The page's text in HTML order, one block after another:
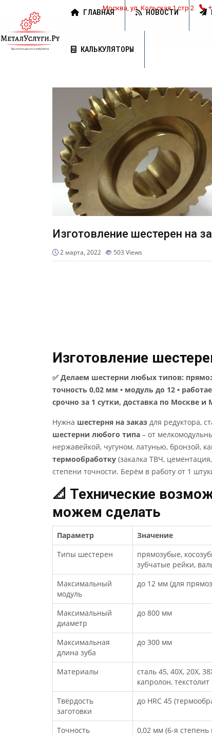
Москва, ул. Кольская 1 стр 2
ГЛАВНАЯ НОВОСТИ
КАЛЬКУЛЯТОРЫ
Изготовление шестерен на
2 марта, 2022 503 Views
Изготовление
✅ Делаем шестерни любых типов:
точность 0,02 мм • модуль до 12 •
срочно за 1 сутки, доставка по Москве и
Нужна шестерня на заказ для редуктора,
шестерни любого типа – от
нержавейкой, чугуном, латунью, бронзой,
термообработку (закалка ТВЧ,
степени точности. Берём в работу от 1
📐 Технические
можем сделать
Параметр
Значение
Типы шестерен
прямозубые,
зубчатые рейки,
Максимальный
модуль
до 12 мм (для
Максимальный
диаметр
до 800 мм
Максимальная
длина зуба
до 300 мм
Материалы
сталь 45, 40Х, 20Х,
капролон, текстолит
Твёрдость
заготовки
до HRC 45
Точность
0,02 мм (6-я